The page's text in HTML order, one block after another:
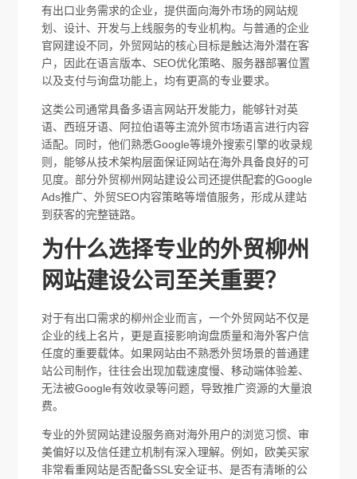
有出口业务需求的企业，提供面向海外市场的网站规
划、设计、开发与上线服务的专业机构。与普通的企业
官网建设不同，外贸网站的核心目标是触达海外潜在客
户，因此在语言版本、SEO优化策略、服务器部署位置
以及支付与询盘功能上，均有更高的专业要求。
这类公司通常具备多语言网站开发能力，能够针对英
语、西班牙语、阿拉伯语等主流外贸市场语言进行内容
适配。同时，他们熟悉Google等境外搜索引擎的收录规
则，能够从技术架构层面保证网站在海外具备良好的可
见度。部分外贸柳州网站建设公司还提供配套的Google
Ads推广、外贸SEO内容策略等增值服务，形成从建站
到获客的完整链路。
为什么选择专业的外贸柳州
网站建设公司至关重要？
对于有出口需求的柳州企业而言，一个外贸网站不仅是
企业的线上名片，更是直接影响询盘质量和海外客户信
任度的重要载体。如果网站由不熟悉外贸场景的普通建
站公司制作，往往会出现加载速度慢、移动端体验差、
无法被Google有效收录等问题，导致推广资源的大量浪
费。
专业的外贸网站建设服务商对海外用户的浏览习惯、审
美偏好以及信任建立机制有深入理解。例如，欧美买家
非常看重网站是否配备SSL安全证书、是否有清晰的公